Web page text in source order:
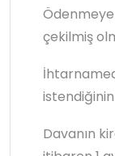
çekilmiş
Davanın